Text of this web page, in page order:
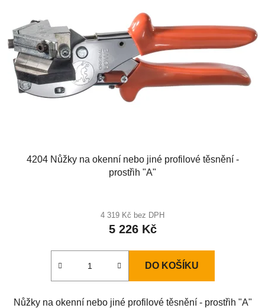
4204 Nůžky na okenní nebo jiné profilové těsnění -
prostřih "A"
4 319 Kč bez DPH
5 226 Kč
DO KOŠÍKU
Nůžky na okenní nebo jiné profilové těsnění - prostřih "A"